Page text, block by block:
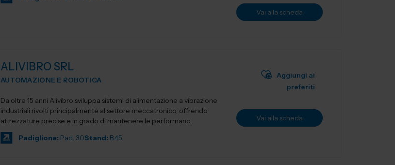
Vai alla scheda
ALIVIBRO SRL
AUTOMAZIONE E ROBOTICA
Da oltre 15 anni Alivibro sviluppa sistemi di alimentazione a vibrazione
industriali rivolti principalmente al settore meccatronico, offrendo
attrezzature precise e in grado di mantenere le performanc...
Padiglione: Pad. 30Stand: B45
Aggiungi ai
preferiti
Vai alla scheda